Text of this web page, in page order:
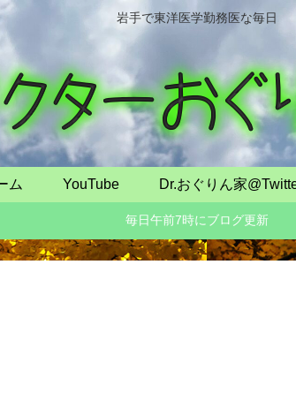
岩手で東洋医学勤務医な毎日
ム YouTube Dr.おぐりん家
毎日午前7時にブログ更新